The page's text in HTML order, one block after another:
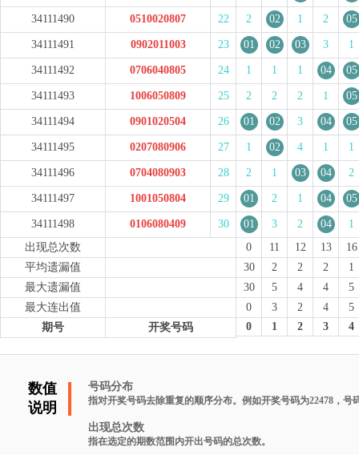
34111490 0510020807 22 2 02 1 2 05
34111491 0902011003 23 01 02 03 3 1
34111492 0706040805 24 1 1 1 04 05
34111493 1006050809 25 2 2 2 1 05
34111494 0901020504 26 01 02 3 04 05
34111495 0207080906 27 1 02 4 1 1
34111496 0704080903 28 2 1 03 04 2
34111497 1001050804 29 01 2 1 04 05
34111498 0106080409 30 01 3 2 04
1
出现总次数
0 11 12 13
16
平均遗漏值
30 2 2 2
1
最大遗漏值
30 5 4 4
5
最大连出值
0 3 2 4
5
期号
开奖号码 0 1 2 3 4
数值
说明
号码分布
指对开奖号码去除重复的顺序分布。例如开奖号码为22478，号
出现总次数
指在选定的期数范围内开出号码的总次数。